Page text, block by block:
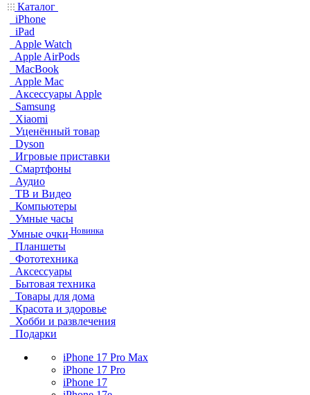
Каталог
iPhone
iPad
Apple Watch
Apple AirPods
MacBook
Apple Mac
Аксессуары Apple
Samsung
Xiaomi
Уценённый товар
Dyson
Игровые приставки
Смартфоны
Аудио
ТВ и Видео
Компьютеры
Умные часы
Умные очки Новинка
Планшеты
Фототехника
Аксессуары
Бытовая техника
Товары для дома
Красота и здоровье
Хобби и развлечения
Подарки
iPhone 17 Pro Max
iPhone 17 Pro
iPhone 17